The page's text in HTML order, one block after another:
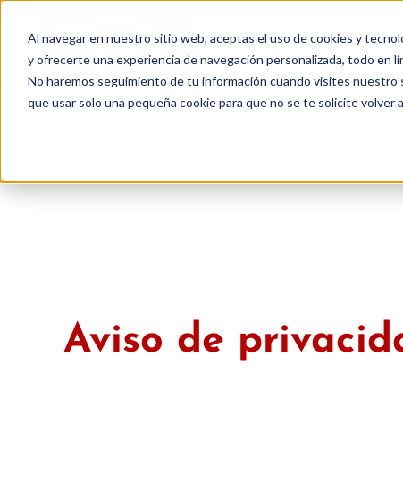
Al navegar en nuestro sitio web, aceptas el uso de cookies y
y ofrecerte una experiencia de navegación personalizada, todo en
No haremos seguimiento de tu información cuando visites
que usar solo una pequeña cookie para que no se te solicite volver
contenido
INICIO
Aviso de